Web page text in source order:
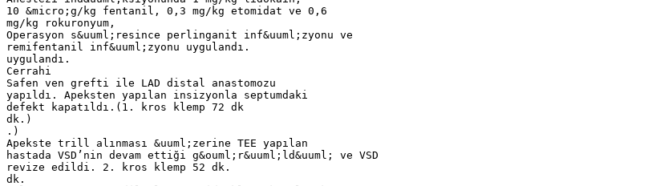
10 &micro;g/kg fentanil, 0,3 mg/kg etomidat ve 0,6
mg/kg rokuronyum,
Operasyon s&uuml;resince perlinganit inf&uuml;zyonu ve
remifentanil inf&uuml;zyonu uygulandı.
uygulandı.
Cerrahi
Safen ven grefti ile LAD distal anastomozu
yapıldı. Apeksten yapılan insizyonla septumdaki
defekt kapatıldı.(1. kros klemp 72 dk
dk.)
.)
Apekste trill alınması &uuml;zerine TEE yapılan
hastada VSD’nin devam ettiği g&ouml;r&uuml;ld&uuml; ve VSD
revize edildi. 2. kros klemp 52 dk.
dk.